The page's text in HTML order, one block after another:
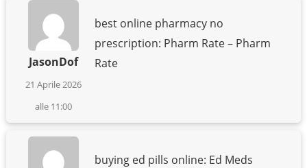
JasonDof
21 Aprile 2026
alle 11:00
best online pharmacy no
prescription: Pharm Rate – Pharm
Rate
buying ed pills online: Ed Meds